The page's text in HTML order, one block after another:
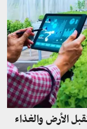
الأرض والغذاء